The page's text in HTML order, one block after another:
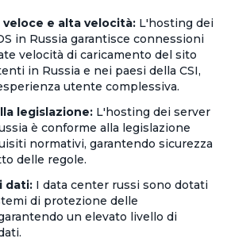
veloce e alta velocità: L'hosting dei
in Russia garantisce connessioni
velocità di caricamento del sito
in Russia e nei paesi della CSI,
utente complessiva.
legislazione: L'hosting dei server
è conforme alla legislazione
normativi, garantendo sicurezza
delle regole.
dati: I data center russi sono dotati
di protezione delle
un elevato livello di